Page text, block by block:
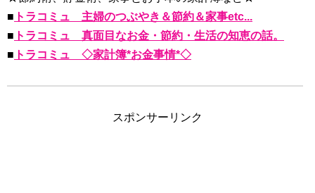
■ トラコミュ 主婦のつぶやき＆節約＆家事etc...
■ トラコミュ 真面目なお金・節約・生活の知恵の話。
■ トラコミュ ◇家計簿*お金事情*◇
スポンサーリンク